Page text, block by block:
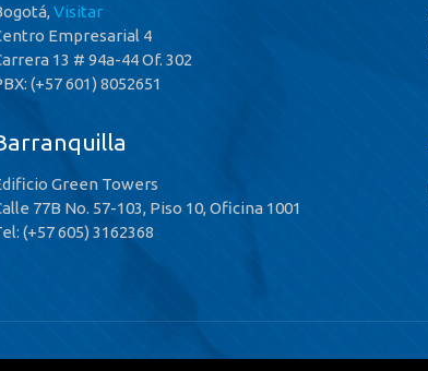
Visitar
Empresarial 4
13 # 94a-44 Of. 302
(+57 601) 8052651
Green Towers
77B No. 57-103, Piso 10, Oficina 1001
(+57 605) 3162368